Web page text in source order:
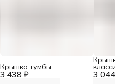
3 438 ₽
Крышка тумбы
3 044 ₽
Крышка